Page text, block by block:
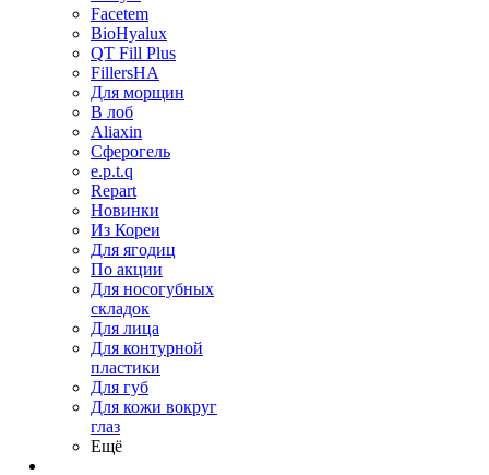
Facetem
BioHyalux
QT Fill Plus
FillersHA
Для морщин
В лоб
Aliaxin
Сферогель
e.p.t.q
Repart
Новинки
Из Кореи
Для ягодиц
По акции
Для носогубных
складок
Для лица
Для контурной
пластики
Для губ
Для кожи вокруг
глаз
Ещё